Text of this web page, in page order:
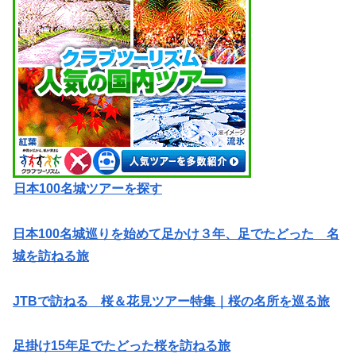
日本100名城ツアーを探す
日本100名城巡りを始めて足かけ３年、足でたどった 名
城を訪ねる旅
JTBで訪ねる 桜＆花見ツアー特集｜桜の名所を巡る旅
足掛け15年足でたどった桜を訪ねる旅